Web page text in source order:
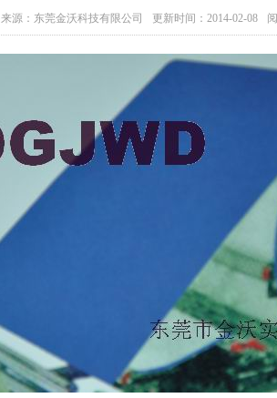
来源：东莞金沃科技有限公司 更新时间：2014-02-08